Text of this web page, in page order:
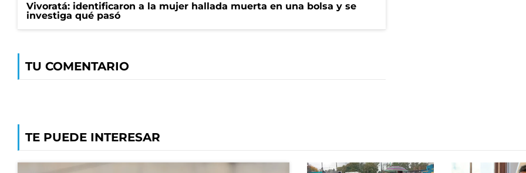
Vivoratá: identificaron a la mujer hallada muerta en una bolsa y se
investiga qué pasó
TU COMENTARIO
TE PUEDE INTERESAR